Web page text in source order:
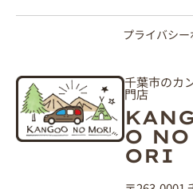
プライバシ
千葉市のカ
門店
O NO
ORI